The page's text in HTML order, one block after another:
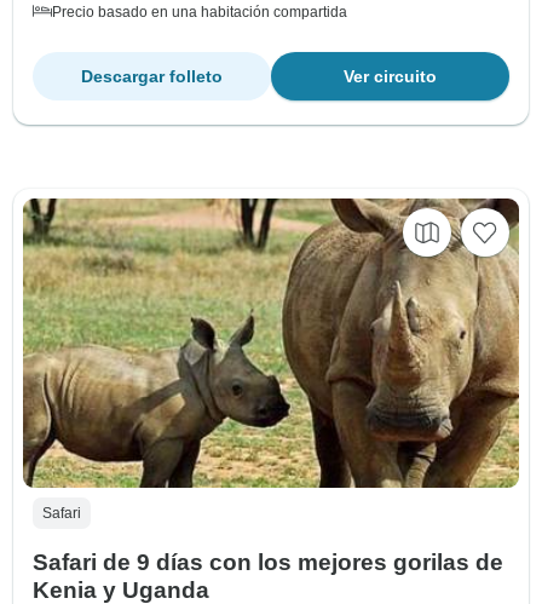
Precio basado en una habitación compartida
Ver circuito
Descargar folleto
Safari
Safari de 9 días con los mejores gorilas de
Kenia y Uganda